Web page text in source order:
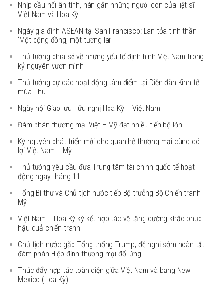
Nhịp cầu nối ân tình, hàn gắn những người con của liệt sĩ
Việt Nam và Hoa Kỳ
Ngày gia đình ASEAN tại San Francisco: Lan tỏa tinh thần
‘Một cộng đồng, một tương lai’
Thủ tướng chia sẻ về những yếu tố định hình Việt Nam trong
kỷ nguyên vươn mình
Thủ tướng dự các hoạt động tâm điểm tại Diễn đàn Kinh tế
mùa Thu
Ngày hội Giao lưu Hữu nghị Hoa Kỳ – Việt Nam
Đàm phán thương mại Việt – Mỹ đạt nhiều tiến bộ lớn
Kỷ nguyên phát triển mới cho quan hệ thương mại cùng có
lợi Việt Nam – Mỹ
Thủ tướng yêu cầu đưa Trung tâm tài chính quốc tế hoạt
động ngay tháng 11
Tổng Bí thư và Chủ tịch nước tiếp Bộ trưởng Bộ Chiến tranh
Mỹ
Việt Nam – Hoa Kỳ ký kết hợp tác về tăng cường khắc phục
hậu quả chiến tranh
Chủ tịch nước gặp Tổng thống Trump, đề nghị sớm hoàn tất
đàm phán Hiệp định thương mại đối ứng
Thúc đẩy hợp tác toàn diện giữa Việt Nam và bang New
Mexico (Hoa Kỳ)